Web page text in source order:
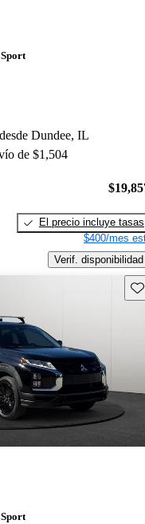
Dundee, IL
de $1,504
El precio incluye tasas
$400/mes
Verif. disponibilidad